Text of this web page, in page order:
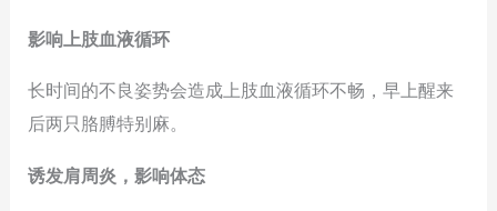
影响上肢血液循环
长时间的不良姿势会造成上肢血液循环不畅，早上醒来
后两只胳膊特别麻。
诱发肩周炎，影响体态